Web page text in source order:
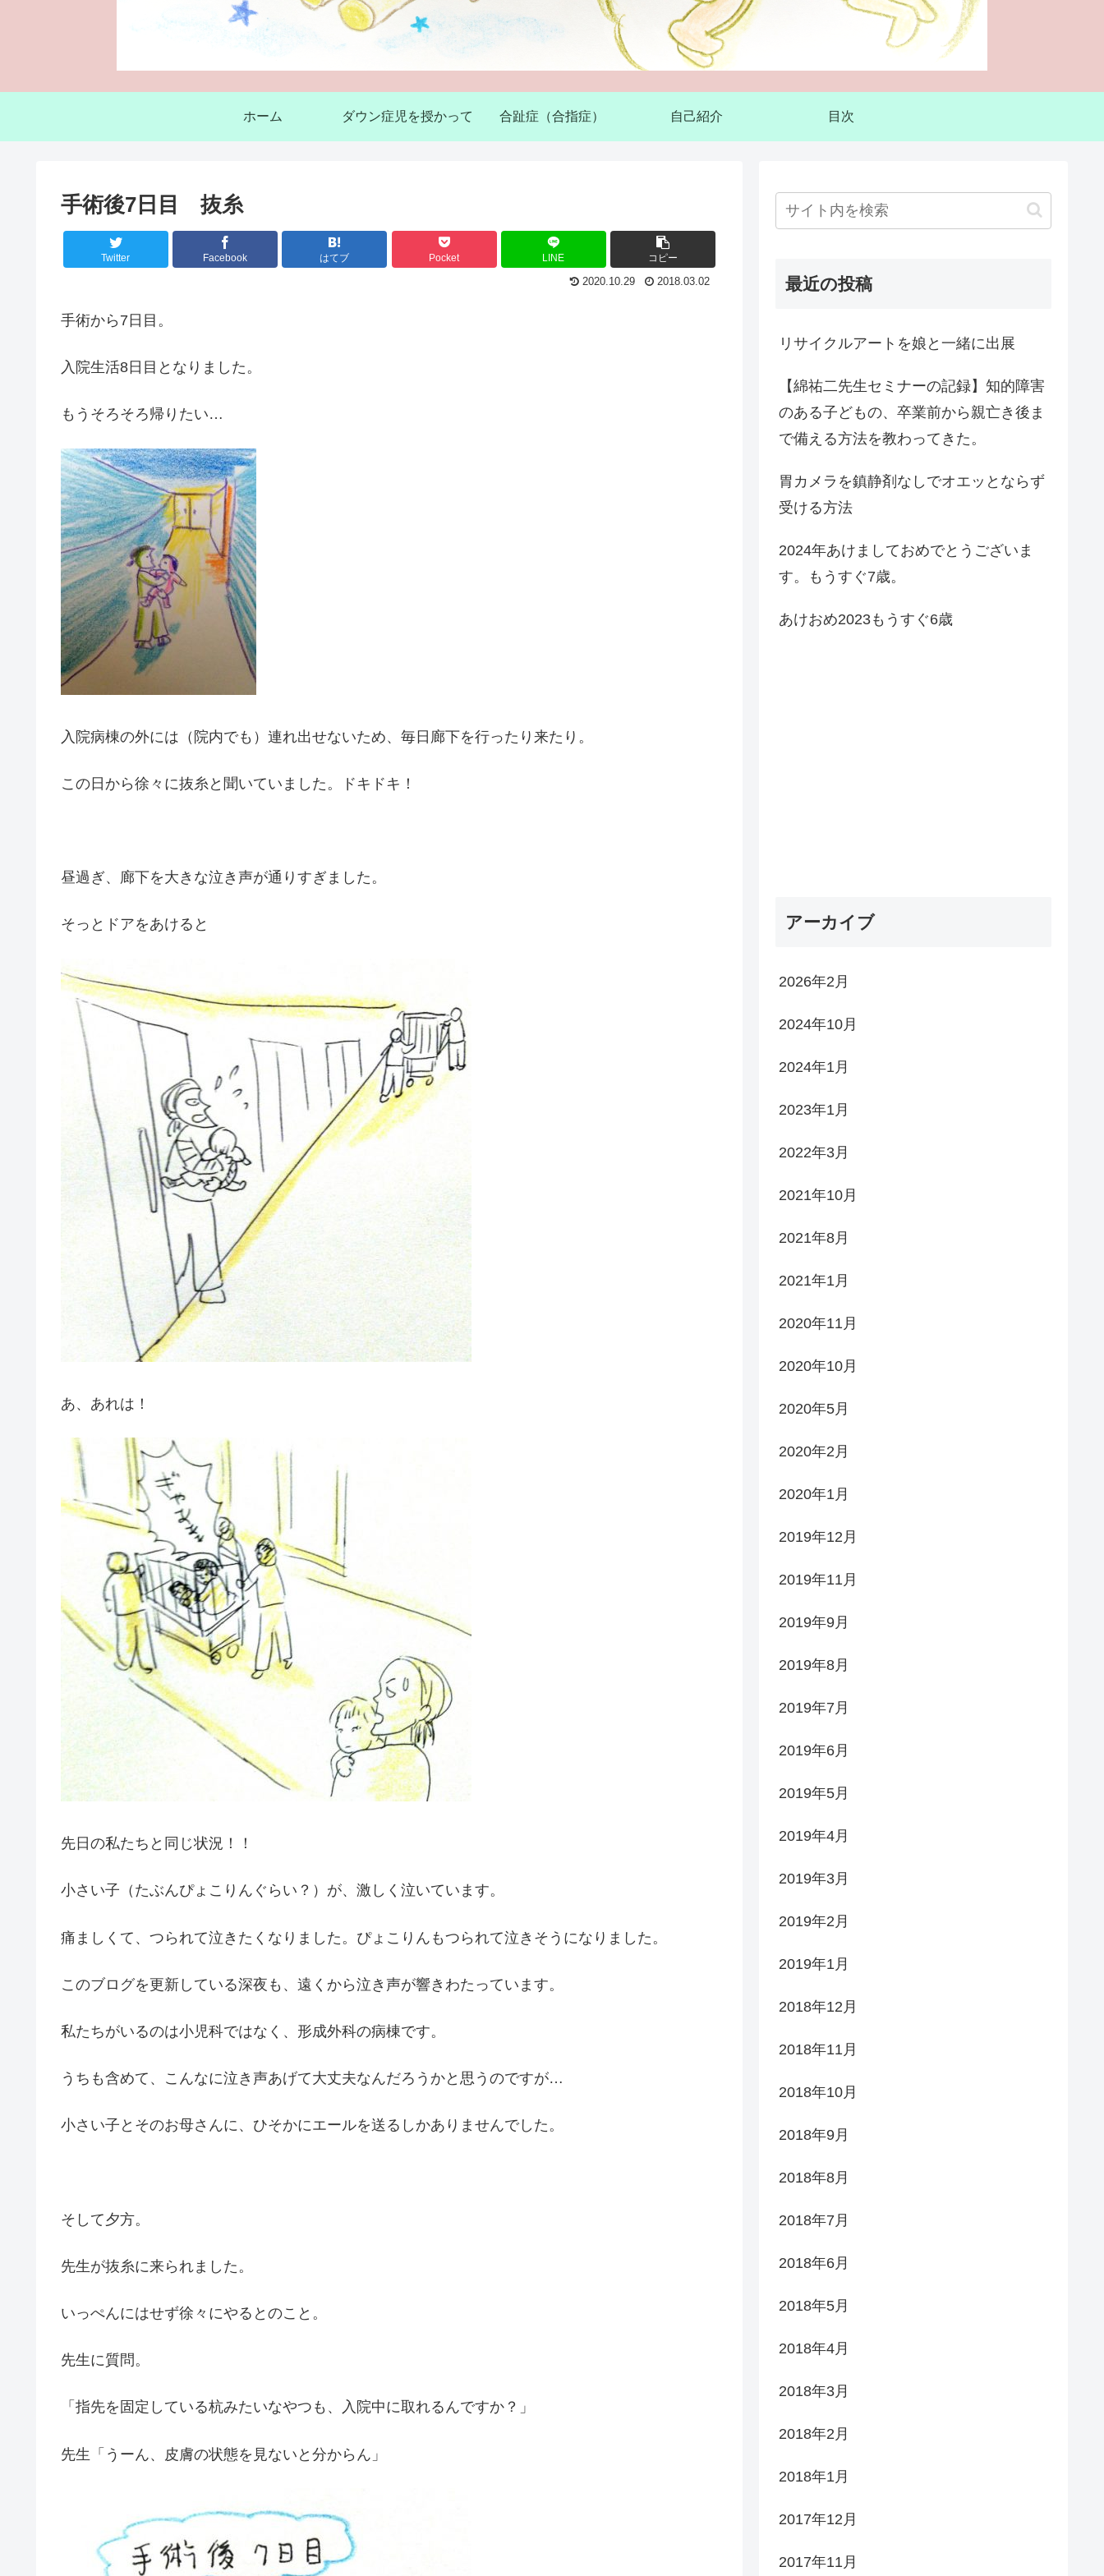
ホーム ダウン症児を授かって 合趾症（合指症） 自己紹介 目次
手術後7日目 抜糸
Twitter Facebook はてブ Pocket LINE コピー
2020.10.29 2018.03.02
手術から7日目。
入院生活8日目となりました。
もうそろそろ帰りたい…
入院病棟の外には（院内でも）連れ出せないため、毎日廊下を行ったり来たり。
この日から徐々に抜糸と聞いていました。ドキドキ！
昼過ぎ、廊下を大きな泣き声が通りすぎました。
そっとドアをあけると
あ、あれは！
先日の私たちと同じ状況！！
小さい子（たぶんぴょこりんぐらい？）が、激しく泣いています。
痛ましくて、つられて泣きたくなりました。ぴょこりんもつられて泣きそうになりました。
このブログを更新している深夜も、遠くから泣き声が響きわたっています。
私たちがいるのは小児科ではなく、形成外科の病棟です。
うちも含めて、こんなに泣き声あげて大丈夫なんだろうかと思うのですが…
小さい子とそのお母さんに、ひそかにエールを送るしかありませんでした。
そして夕方。
先生が抜糸に来られました。
いっぺんにはせず徐々にやるとのこと。
先生に質問。
「指先を固定している杭みたいなやつも、入院中に取れるんですか？」
先生「うーん、皮膚の状態を見ないと分からん」
最近の投稿
リサイクルアートを娘と一緒に出展
【綿祐二先生セミナーの記録】知的障害
のある子どもの、卒業前から親亡き後ま
で備える方法を教わってきた。
胃カメラを鎮静剤なしでオエッとならず
受ける方法
2024年あけましておめでとうございま
す。もうすぐ7歳。
あけおめ2023もうすぐ6歳
アーカイブ
2026年2月
2024年10月
2024年1月
2023年1月
2022年3月
2021年10月
2021年8月
2021年1月
2020年11月
2020年10月
2020年5月
2020年2月
2020年1月
2019年12月
2019年11月
2019年9月
2019年8月
2019年7月
2019年6月
2019年5月
2019年4月
2019年3月
2019年2月
2019年1月
2018年12月
2018年11月
2018年10月
2018年9月
2018年8月
2018年7月
2018年6月
2018年5月
2018年4月
2018年3月
2018年2月
2018年1月
2017年12月
2017年11月